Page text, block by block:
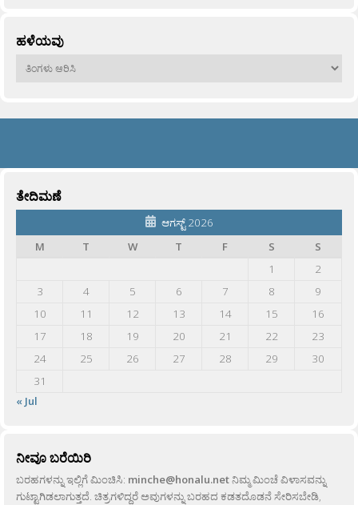
ಹಳೆಯವು
ಹಳೆಯವು
ತೇದಿಮಣೆ
ಆಗಸ್ಟ್ 2026
M
T W T F S
S
1
2
3
4 5 6 7 8
9
10
11 12 13 14 15
16
17
18 19 20 21 22
23
24
25 26 27 28 29
30
31
« Jul
ನೀವೂ ಬರೆಯಿರಿ
ಬರಹಗಳನ್ನು ಇಲ್ಲಿಗೆ ಮಿಂಚಿಸಿ: minche@honalu.netನಿಮ್ಮ ಮಿಂಚೆ ವಿಳಾಸವನ್ನು
ಗುಟ್ಟಾಗಿಡಲಾಗುತ್ತದೆ. ಚಿತ್ರಗಳಿದ್ದರೆ ಅವುಗಳನ್ನು ಬರಹದ ಕಡತದೊಡನೆ ಸೇರಿಸಬೇಡಿ,